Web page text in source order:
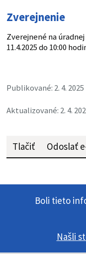
Zverejnenie
Zverejnené na
11.4.2025 do 10:00
Publikované: 2. 4. 2025
Aktualizované: 2. 4.
Tlačiť Odoslať
Boli tieto
Našli